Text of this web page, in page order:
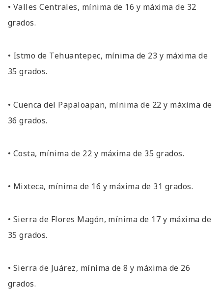
• Valles Centrales, mínima de 16 y máxima de 32
grados.
• Istmo de Tehuantepec, mínima de 23 y máxima de
35 grados.
• Cuenca del Papaloapan, mínima de 22 y máxima de
36 grados.
• Costa, mínima de 22 y máxima de 35 grados.
• Mixteca, mínima de 16 y máxima de 31 grados.
• Sierra de Flores Magón, mínima de 17 y máxima de
35 grados.
• Sierra de Juárez, mínima de 8 y máxima de 26
grados.